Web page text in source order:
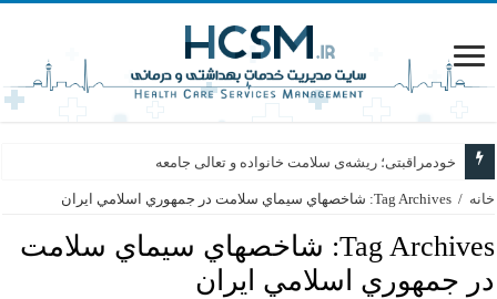
خودمراقبتی؛ ریشه‌ی سلامت خانواده و تعالی جامعه
خانه / Tag Archives: شاخصهاي سيماي سلامت در جمهوري اسلامي ايران
Tag Archives: شاخصهاي سيماي سلامت
در جمهوري اسلامي ايران